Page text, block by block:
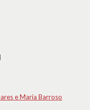
e Maria Barroso